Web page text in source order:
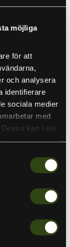
möjliga
för att
och analysera
identifierare
sociala medier
med
Dessa kan i sin
of ads). Du
som
och